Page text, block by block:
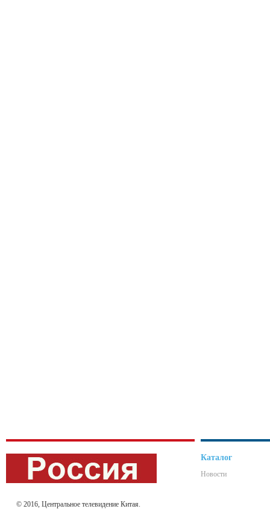
© 2016, Центральное телевидение Китая.
Каталог
Новости